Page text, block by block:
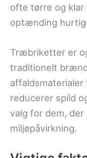
ofte tørre og klar
optænding
Træbriketter er
traditionelt
reducerer spild
valg for dem,
miljøpåvirkning.